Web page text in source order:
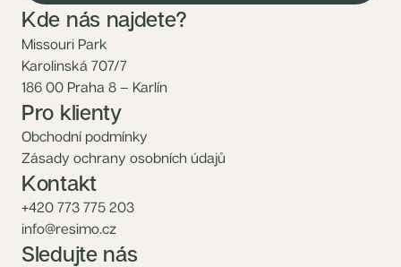
Kde nás najdete?
Missouri Park
Karolinská 707/7
186 00 Praha 8 – Karlín
Pro klienty
Obchodní podmínky
Zásady ochrany osobních údajů
Kontakt
+420 773 775 203
info@resimo.cz
Sledujte nás